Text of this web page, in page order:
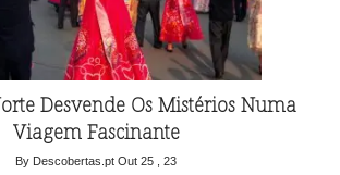
Desvende Os Mistérios Numa
Viagem Fascinante
By Descobertas.pt Out 25 , 23